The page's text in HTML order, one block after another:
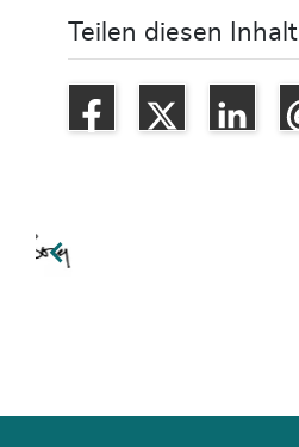
Teilen diesen Inhalt
